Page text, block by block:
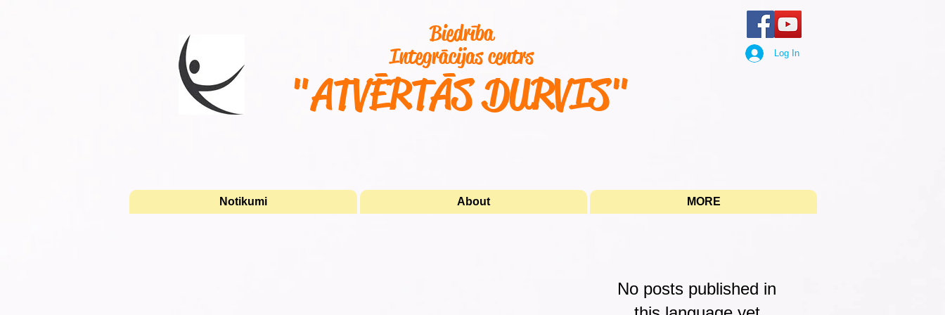
Biedrība
Integrācijas centrs
"ATVĒRTĀS DURVIS"
Log In
Notikumi About MORE
No posts published in